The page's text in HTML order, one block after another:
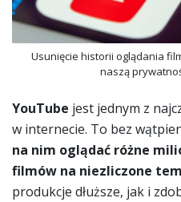
Usunięcie historii oglądania
naszą
YouTube jest jednym z
w internecie. To bez
na nim oglądać różne
filmów na niezliczone
produkcje dłuższe, jak i